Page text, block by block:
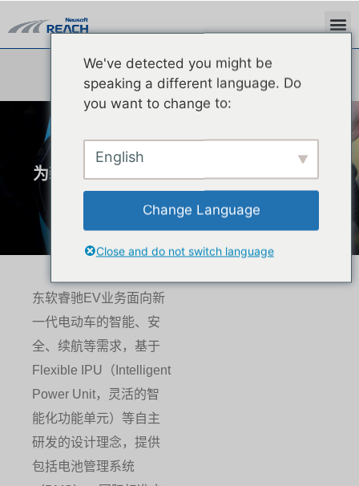
智能电动
为新一代电动车提供安全可靠的智能化EV
产品
东软睿驰EV业务面向新
一代电动车的智能、安
全、续航等需求，基于
Flexible IPU（Intelligent
Power Unit，灵活的智
能化功能单元）等自主
研发的设计理念，提供
包括电池管理系统
We've detected you might be
speaking a different language. Do
you want to change to:
English
Change Language
Close and do not switch language